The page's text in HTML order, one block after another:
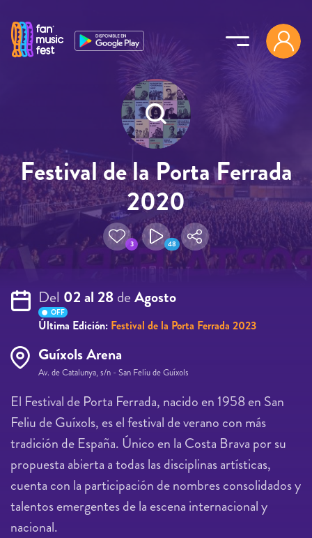
Festival de la Porta Ferrada
2020
3 48
Del 02 al 28deAgosto
OFF
Última Edición: Festival de la Porta Ferrada 2023
Guíxols Arena
Av. de Catalunya, s/n - San Feliu de Guíxols
El Festival de Porta Ferrada, nacido en 1958 en San
Feliu de Guíxols, es el festival de verano con más
tradición de España. Único en la Costa Brava por su
propuesta abierta a todas las disciplinas artísticas,
cuenta con la participación de nombres consolidados y
talentos emergentes de la escena internacional y
nacional.